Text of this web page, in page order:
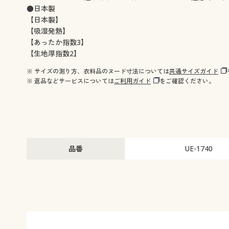
●日本製
【日本製】
【吸湿発熱】
【あったか指数3】
【生地厚指数2】
※ サイズの測り方、衣料品のヌード寸法については共通サイズガイド
※ 返品などサービスについてはご利用ガイド をご確認ください。
品番 UE-1740